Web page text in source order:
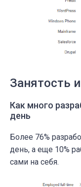
Занятость
Как много
день
Более 76%
день, а еще 10%
сами на себя.